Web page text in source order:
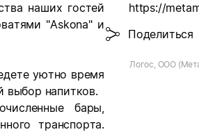
наших гостей
"Askona" и
уютно время
выбор напитков.
бары,
транспорта.
https://
Поделиться
Логос, ООО